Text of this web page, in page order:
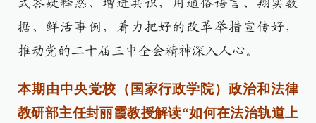
式答疑释惑、增进共识，用通俗语言、翔实数
据、鲜活事例，着力把好的改革举措宣传好，
推动党的二十届三中全会精神深入人心。
本期由中央党校（国家行政学院）政治和法律
教研部主任封丽霞教授解读“如何在法治轨道上